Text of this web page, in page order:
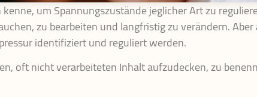
um Spannungszustände jeglicher Art zu
zu bearbeiten und langfristig zu verändern.
identifiziert und reguliert werden.
oft nicht verarbeiteten Inhalt aufzudecken, zu